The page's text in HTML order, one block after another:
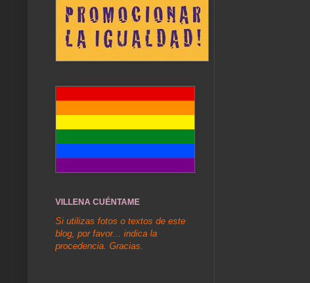
VILLENA CUÉNTAME
Si utilizas fotos o textos de este
blog, por favor... indica la
procedencia. Gracias.